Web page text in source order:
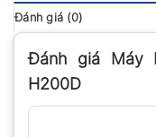
Đánh giá (0)
Đánh giá Máy
H200D